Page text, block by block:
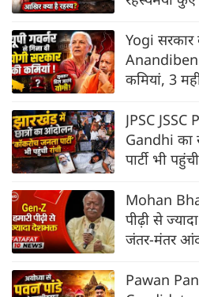
Yogi
Anandiben Patel ने
कमियां, 3
JPSC
Gandhi का
पार्टी भी
Mohan
पीढ़ी से
जंतर-मंतर
Pawan